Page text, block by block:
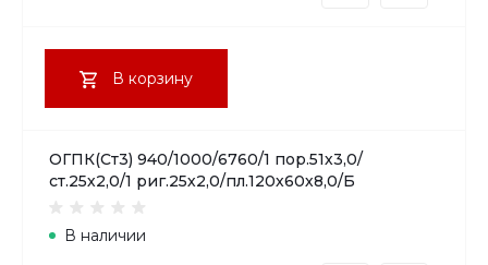
В корзину
ОГПК(Ст3) 940/1000/6760/1 пор.51х3,0/
ст.25х2,0/1 риг.25х2,0/пл.120х60х8,0/Б
В наличии